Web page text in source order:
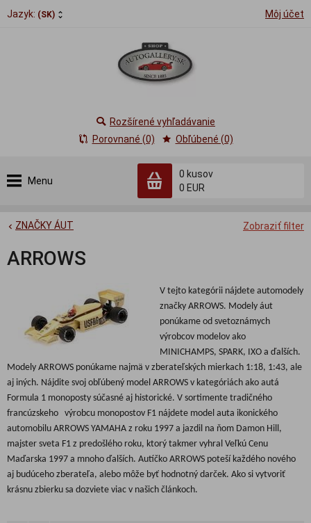
Jazyk: (SK) Môj účet
Menu
0 kusov
0 EUR
Rozšírené vyhľadávanie
Porovnané (0)
Obľúbené (0)
Zobraziť filter
ZNAČKY ÁUT
ARROWS
V tejto kategórii nájdete automodely
značky ARROWS. Modely áut
ponúkame od svetoznámych
výrobcov modelov ako
MINICHAMPS, SPARK, IXO a ďalších.
Modely ARROWS ponúkame najmä v zberateľských mierkach 1:18, 1:43, ale
aj iných. Nájdite svoj obľúbený model ARROWS v kategóriách ako autá
Formula 1 monoposty súčasné aj historické. V sortimente tradičného
francúzskeho výrobcu monopostov F1 nájdete model auta ikonického
automobilu ARROWS YAMAHA z roku 1997 a jazdil na ňom Damon Hill,
majster sveta F1 z predošlého roku, ktorý takmer vyhral Veľkú Cenu
Maďarska 1997 a mnoho ďalších. Autíčko ARROWS poteší každého nového
aj budúceho zberateľa, alebo môže byť hodnotný darček. Ako si vytvoriť
krásnu zbierku sa dozviete viac v našich článkoch.